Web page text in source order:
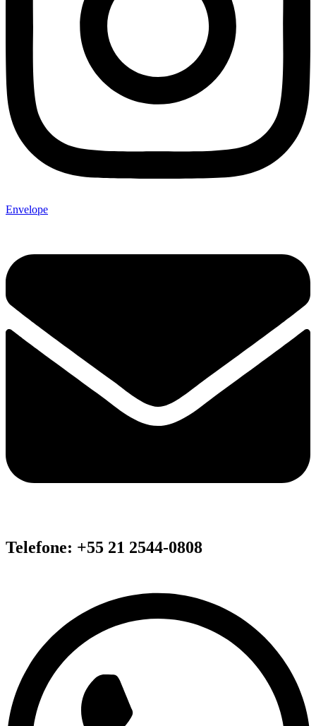
Envelope
Telefone: +55 21 2544-0808